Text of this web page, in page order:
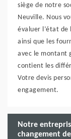
siège de notre
Neuville. Nous
évaluer l’état
ainsi que les
avec le montant
contient les
Votre devis
engagement.
Notre
changement